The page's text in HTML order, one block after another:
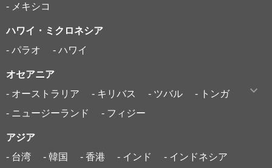
- メキシコ
ハワイ・ミクロネシア
- パラオ
- ハワイ
オセアニア
- オーストラリア
- キリバス - ツバル
- トンガ
- ニュージーランド
- フィジー
アジア
- 台湾
- 韓国 - 香港 - インド
- インドネシア